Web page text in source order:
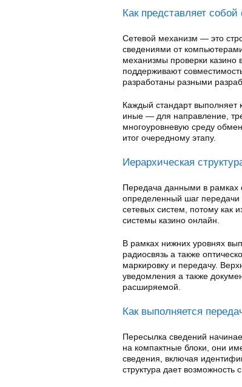
Как представляет собой
Сетевой механизм — это
сведениями от
механизмы проверки казино
поддерживают
разработаны разными
Каждый стандарт выполняет
иные — для направление,
многоуровневую среду
итог очередному этапу.
Иерархическая
Передача данными в рамках
определенный шаг
сетевых систем, потому как
системы казино онлайн.
В рамках нижних уровнях
радиосвязь а также
маркировку и передачу.
уведомления а также
расширяемой.
Как выполняется
Пересылка сведений
на компактные блоки, они
сведения, включая
структура дает